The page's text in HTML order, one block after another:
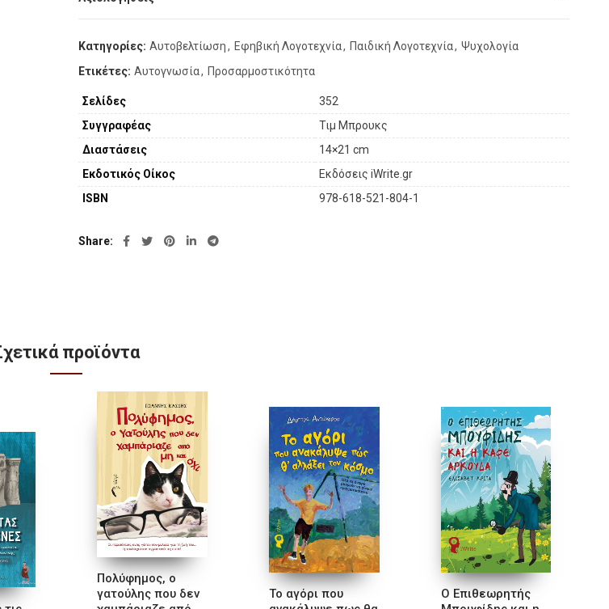
Κατηγορίες: Αυτοβελτίωση, Εφηβική Λογοτεχνία, Παιδική Λογοτεχνία, Ψυχολογία
Ετικέτες: Αυτογνωσία, Προσαρμοστικότητα
Σελίδες
352
Συγγραφέας
Τιμ Μπρουκς
Διαστάσεις
14×21 cm
Εκδοτικός Οίκος
Εκδόσεις iWrite.gr
ISBN
978-618-521-804-1
Share
προϊόντα
Πολύφημος, ο
γατούλης που δεν
Το αγόρι που
Ο Επιθεωρητής